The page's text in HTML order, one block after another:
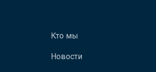
Кто мы
Новости